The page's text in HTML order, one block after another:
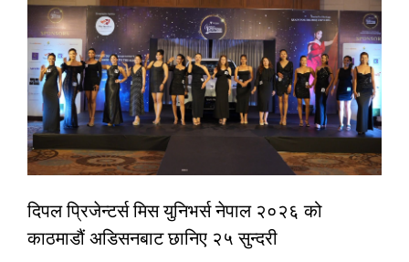
दिपल प्रिजेन्टर्स मिस युनिभर्स नेपाल २०२६ को
काठमाडौं अडिसनबाट छानिए २५ सुन्दरी